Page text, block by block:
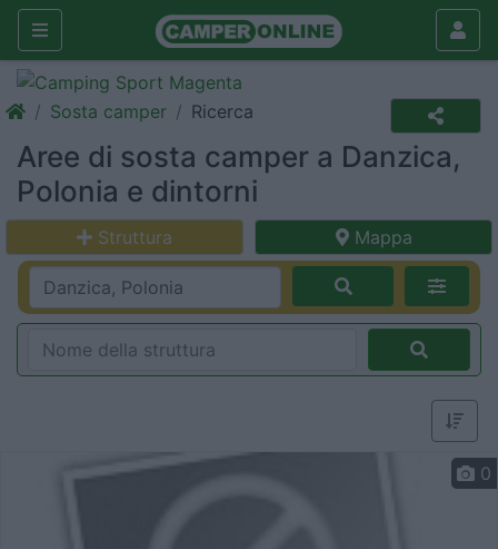
Sosta camper Ricerca
Aree di sosta camper a Danzica,
Polonia e dintorni
Struttura Mappa
0